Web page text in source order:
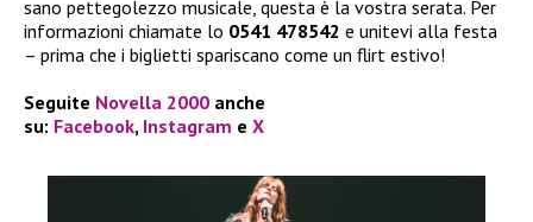
sano pettegolezzo musicale, questa è la vostra serata. Per
informazioni chiamate lo 0541 478542 e unitevi alla festa
– prima che i biglietti spariscano come un flirt estivo!
Seguite Novella 2000 anche
su: Facebook, Instagram e X